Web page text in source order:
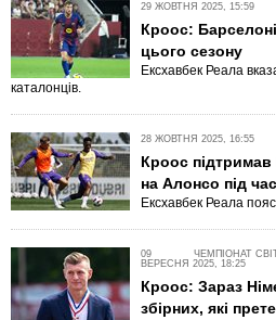
29 ЖОВТНЯ 2025, 15:59
Кроос:
цього сезону
Ексхавбек Реала
каталонців.
28 ЖОВТНЯ 2025, 16:55
Кроос підтримав
на Алонсо під
Ексхавбек Реала
ЧЕМПІОНАТ
09
ВЕРЕСНЯ 2025, 18:25
Кроос: Зараз
збірних, які